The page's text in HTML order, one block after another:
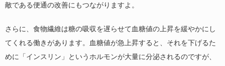
敵である便通の改善にもつながりますよ。
さらに、食物繊維は糖の吸収を遅らせて血糖値の上昇を緩やかにし
てくれる働きがあります。血糖値が急上昇すると、それを下げるた
めに「インスリン」というホルモンが大量に分泌されるのですが、